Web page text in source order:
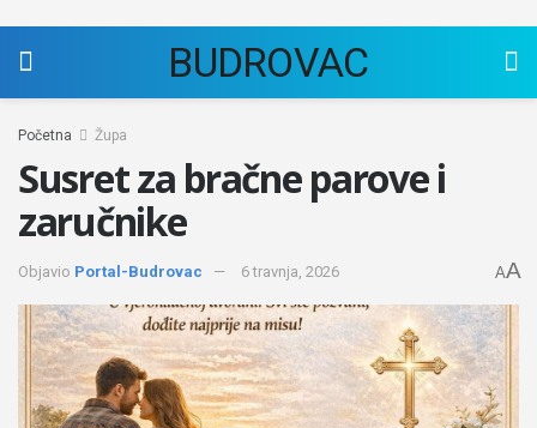
BUDROVAC
Početna Župa
Susret za bračne parove i
zaručnike
Objavio Portal-Budrovac 6 travnja, 2026 AA